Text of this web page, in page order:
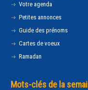
Votre agenda
Petites annonces
Guide des prénoms
Cartes de voeux
Ramadan
Mots-clés de la